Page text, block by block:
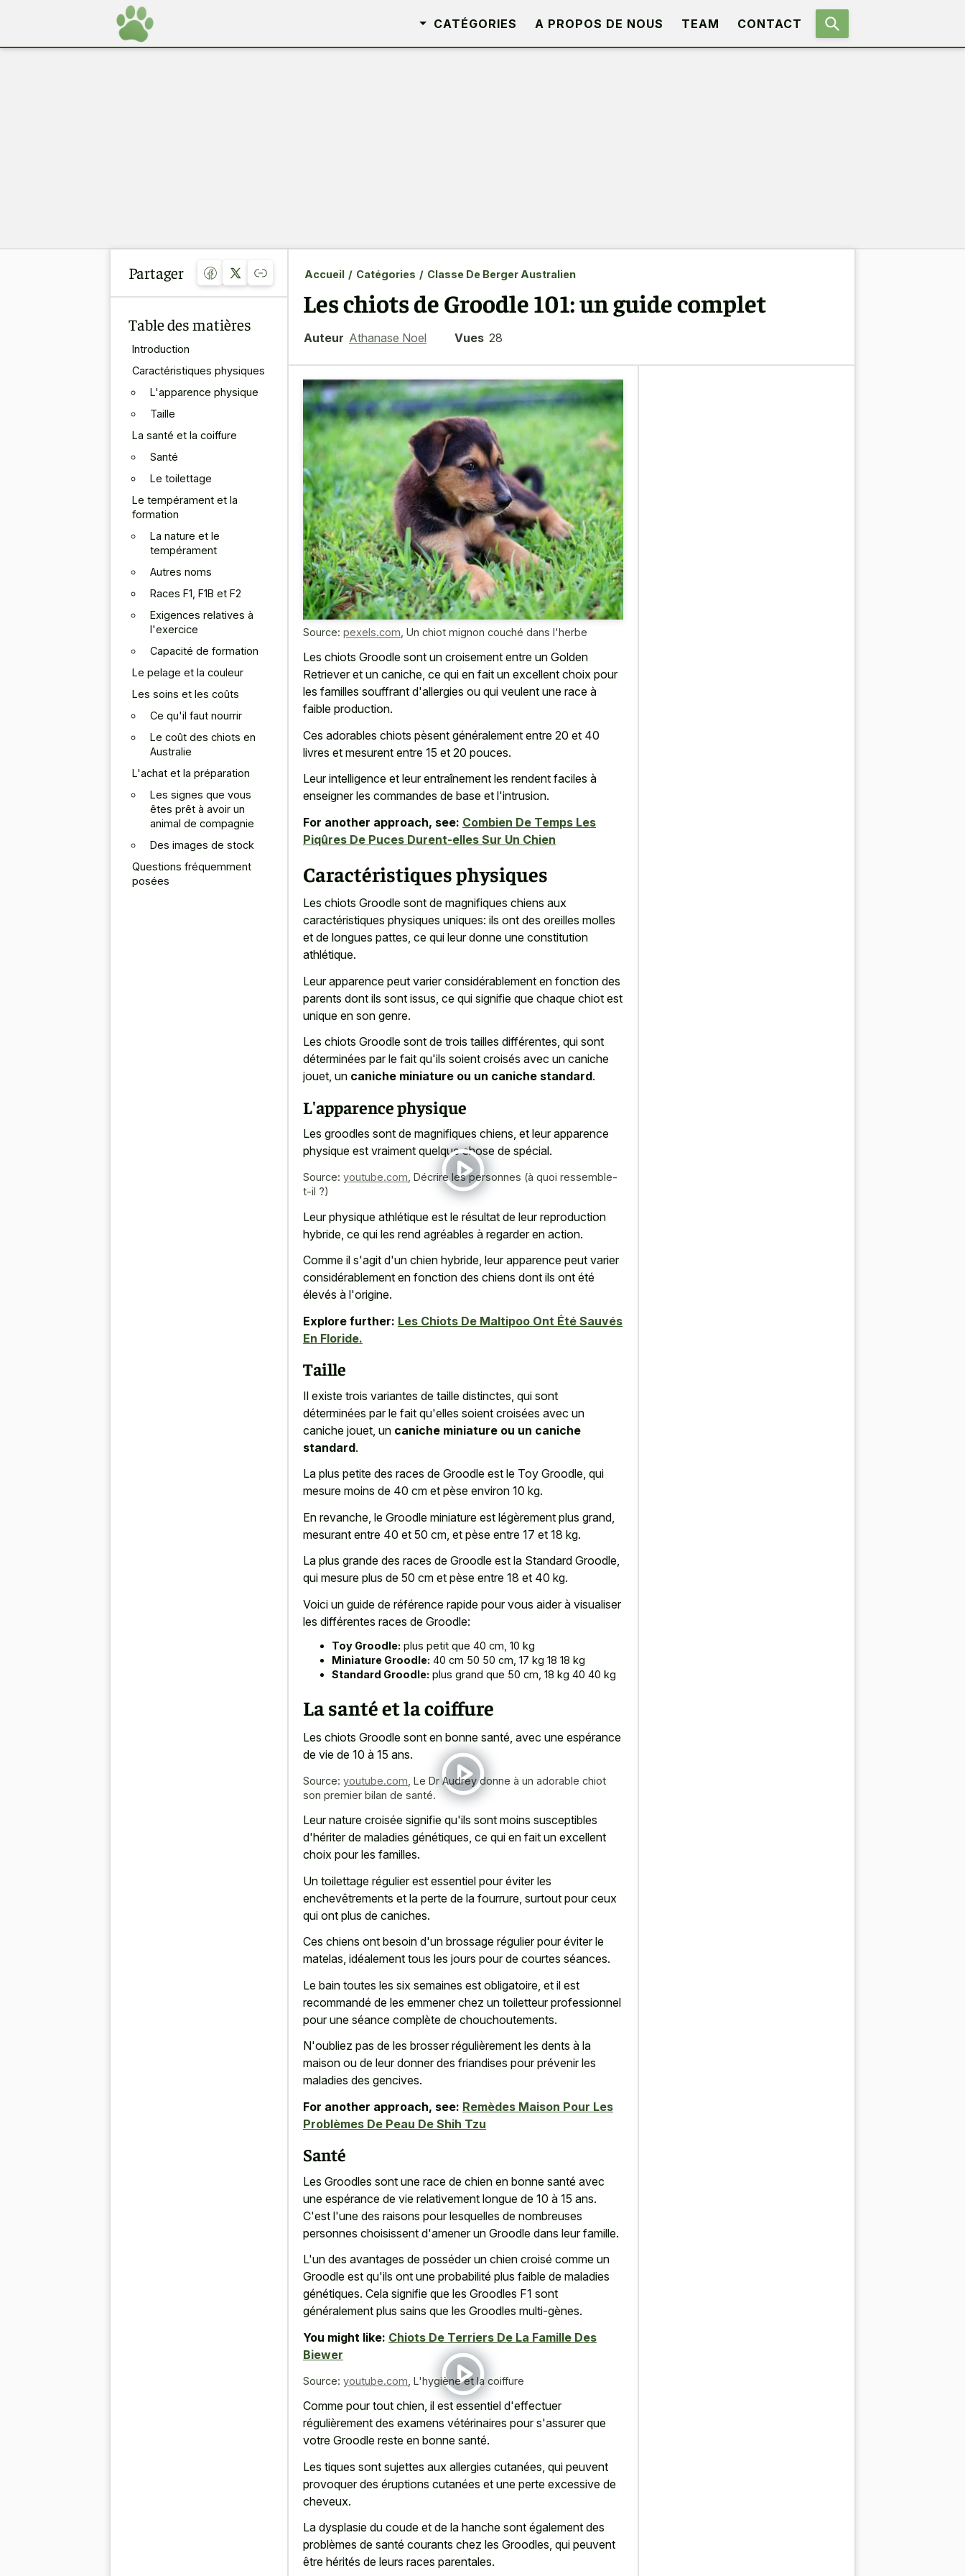
CATÉGORIES A PROPOS DE NOUS TEAM CONTACT
Partager
Table des matières
Introduction
Caractéristiques physiques
L'apparence physique
Taille
La santé et la coiffure
Santé
Le toilettage
Le tempérament et la
formation
La nature et le
tempérament
Autres noms
Races F1, F1B et F2
Exigences relatives à
l'exercice
Capacité de formation
Le pelage et la couleur
Les soins et les coûts
Ce qu'il faut nourrir
Le coût des chiots en
Australie
L'achat et la préparation
Les signes que vous
êtes prêt à avoir un
animal de compagnie
Des images de stock
Questions fréquemment
posées
Accueil / Catégories / Classe De Berger Australien
Les chiots de Groodle 101: un guide complet
Auteur Athanase Noel Vues 28
Source: pexels.com Un chiot mignon couché dans l'herbe
Les chiots Groodle sont un croisement entre un Golden
Retriever et un caniche, ce qui en fait un excellent choix pour
les familles souffrant d'allergies ou qui veulent une race à
faible production.
Ces adorables chiots pèsent généralement entre 20 et 40
livres et mesurent entre 15 et 20 pouces.
Leur intelligence et leur entraînement les rendent faciles à
enseigner les commandes de base et l'intrusion.
For another approach, see: Combien De Temps Les
Piqûres De Puces Durent-elles Sur Un Chien
Caractéristiques physiques
Les chiots Groodle sont de magnifiques chiens aux
caractéristiques physiques uniques: ils ont des oreilles molles
et de longues pattes, ce qui leur donne une constitution
athlétique.
Leur apparence peut varier considérablement en fonction des
parents dont ils sont issus, ce qui signifie que chaque chiot est
unique en son genre.
Les chiots Groodle sont de trois tailles différentes, qui sont
déterminées par le fait qu'ils soient croisés avec un caniche
jouet, un caniche miniature ou un caniche standard.
L'apparence physique
Les groodles sont de magnifiques chiens, et leur apparence
physique est vraiment quelque chose de spécial.
Source: youtube.com Décrire les personnes (à quoi ressemble-
t-il ?)
Leur physique athlétique est le résultat de leur reproduction
hybride, ce qui les rend agréables à regarder en action.
Comme il s'agit d'un chien hybride, leur apparence peut varier
considérablement en fonction des chiens dont ils ont été
élevés à l'origine.
Explore further: Les Chiots De Maltipoo Ont Été Sauvés
En Floride.
Taille
Il existe trois variantes de taille distinctes, qui sont
déterminées par le fait qu'elles soient croisées avec un
caniche jouet, un caniche miniature ou un caniche
standard.
La plus petite des races de Groodle est le Toy Groodle, qui
mesure moins de 40 cm et pèse environ 10 kg.
En revanche, le Groodle miniature est légèrement plus grand,
mesurant entre 40 et 50 cm, et pèse entre 17 et 18 kg.
La plus grande des races de Groodle est la Standard Groodle,
qui mesure plus de 50 cm et pèse entre 18 et 40 kg.
Voici un guide de référence rapide pour vous aider à visualiser
les différentes races de Groodle:
Toy Groodle: plus petit que 40 cm, 10 kg
Miniature Groodle: 40 cm 50 50 cm, 17 kg 18 18 kg
Standard Groodle: plus grand que 50 cm, 18 kg 40 40 kg
La santé et la coiffure
Les chiots Groodle sont en bonne santé, avec une espérance
de vie de 10 à 15 ans.
Source: youtube.com Le Dr Audrey donne à un adorable chiot
son premier bilan de santé.
Leur nature croisée signifie qu'ils sont moins susceptibles
d'hériter de maladies génétiques, ce qui en fait un excellent
choix pour les familles.
Un toilettage régulier est essentiel pour éviter les
enchevêtrements et la perte de la fourrure, surtout pour ceux
qui ont plus de caniches.
Ces chiens ont besoin d'un brossage régulier pour éviter le
matelas, idéalement tous les jours pour de courtes séances.
Le bain toutes les six semaines est obligatoire, et il est
recommandé de les emmener chez un toiletteur professionnel
pour une séance complète de chouchoutements.
N'oubliez pas de les brosser régulièrement les dents à la
maison ou de leur donner des friandises pour prévenir les
maladies des gencives.
For another approach, see: Remèdes Maison Pour Les
Problèmes De Peau De Shih Tzu
Santé
Les Groodles sont une race de chien en bonne santé avec
une espérance de vie relativement longue de 10 à 15 ans.
C'est l'une des raisons pour lesquelles de nombreuses
personnes choisissent d'amener un Groodle dans leur famille.
L'un des avantages de posséder un chien croisé comme un
Groodle est qu'ils ont une probabilité plus faible de maladies
génétiques. Cela signifie que les Groodles F1 sont
généralement plus sains que les Groodles multi-gènes.
You might like: Chiots De Terriers De La Famille Des
Biewer
Source: youtube.com L'hygiène et la coiffure
Comme pour tout chien, il est essentiel d'effectuer
régulièrement des examens vétérinaires pour s'assurer que
votre Groodle reste en bonne santé.
Les tiques sont sujettes aux allergies cutanées, qui peuvent
provoquer des éruptions cutanées et une perte excessive de
cheveux.
La dysplasie du coude et de la hanche sont également des
problèmes de santé courants chez les Groodles, qui peuvent
être hérités de leurs races parentales.